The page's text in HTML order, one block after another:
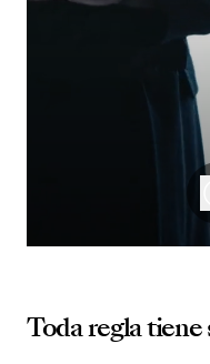
Toda regla tiene